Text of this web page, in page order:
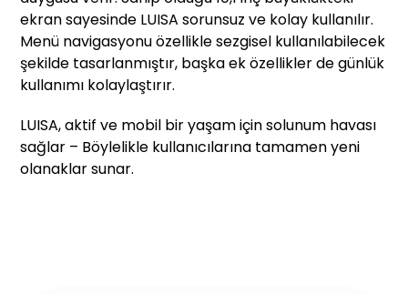
ekran sayesinde LUISA sorunsuz ve kolay kullanılır.
Menü navigasyonu özellikle sezgisel kullanılabilecek
şekilde tasarlanmıştır, başka ek özellikler de günlük
kullanımı kolaylaştırır.
LUISA, aktif ve mobil bir yaşam için solunum havası
sağlar – Böylelikle kullanıcılarına tamamen yeni
olanaklar sunar.